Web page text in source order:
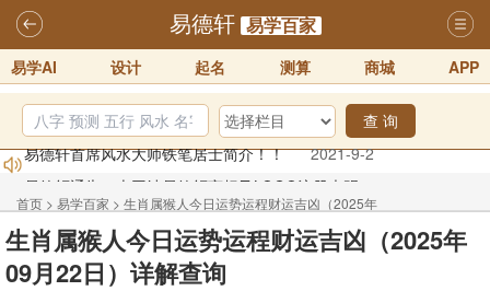
易德轩 易学百家
易学AI 设计 起名 测算 商城 APP
查 询
易德轩首席风水大师铁笔居士简介！！
2021-9-2
易德轩通告：本网站易德轩商标及LOGO注册声明
易德轩易学ai，ai批八字紫微命理相学，ai智能体客服系统开通，欢迎
体验！！
2025-07-01
易德轩网重构及升能完成，欢迎大家来体验新程序及感觉！！
首页 > 易学百家 > 生肖属猴人今日运势运程财运吉凶（2025年
09月22日）详解查询
生肖属猴人今日运势运程财运吉凶（2025年
09月22日）详解查询